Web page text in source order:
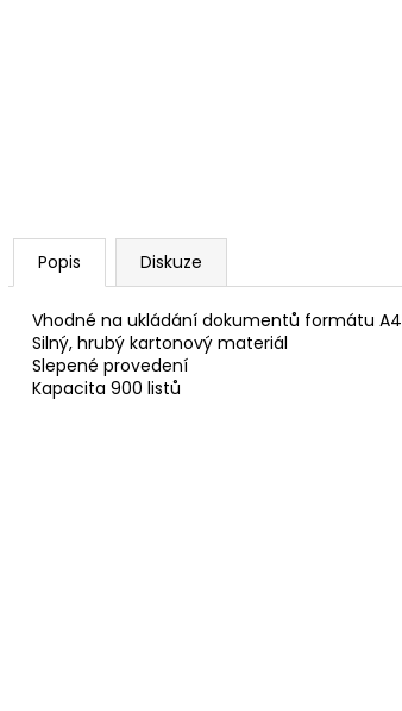
Popis Diskuze
Vhodné na ukládání dokumentů formátu A4
Silný, hrubý kartonový materiál
Slepené provedení
Kapacita 900 listů